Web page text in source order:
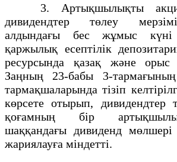
3. Артықшылықты
дивидендтер төлеу
алдындағы бес жұмыс күні
қаржылық есептілік
ресурсында қазақ және орыс
Заңның 23-бабы 3-
тармақшаларында тізіп
көрсете отырып, дивидендтер
қоғамның бір
шаққандағы дивиденд мөлшері
жариялауға міндетті.